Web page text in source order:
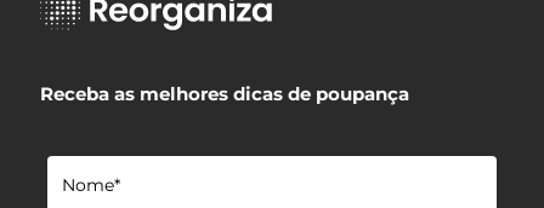
Receba as melhores dicas de poupança